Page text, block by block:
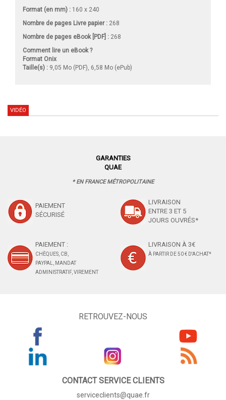
Format (en mm) : 160 x 240
Nombre de pages Livre papier: 268
Nombre de pages eBook [PDF] : 268
Comment lire un eBook ?
Format Onix
Taille(s) : 9,05 Mo (PDF), 6,58 Mo (ePub)
VIDÉO
GARANTIES
QUAE
* EN FRANCE MÉTROPOLITAINE
PAIEMENT
SÉCURISÉ
LIVRAISON
ENTRE 3 ET 5
JOURS OUVRÉS*
PAIEMENT :
CHÈQUES, CB,
PAYPAL, MANDAT
ADMINISTRATIF, VIREMENT
LIVRAISON À 3€
À PARTIR DE 50 € D'ACHAT*
RETROUVEZ-NOUS
CONTACT SERVICE CLIENTS
serviceclients@quae.fr